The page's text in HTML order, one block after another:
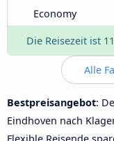
Economy
Die Reisezeit ist
Alle
Bestpreisangebot:
Eindhoven nach